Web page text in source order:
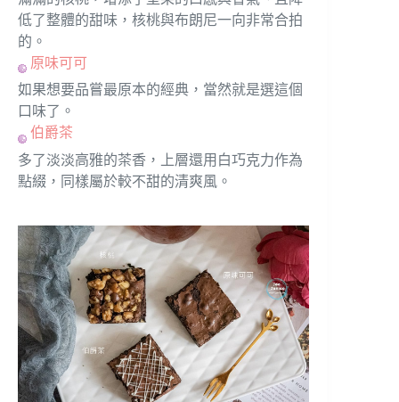
低了整體的甜味，核桃與布朗尼一向非常合拍
的。
原味可可
如果想要品嘗最原本的經典，當然就是選這個
口味了。
伯爵茶
多了淡淡高雅的茶香，上層還用白巧克力作為
點綴，同樣屬於較不甜的清爽風。